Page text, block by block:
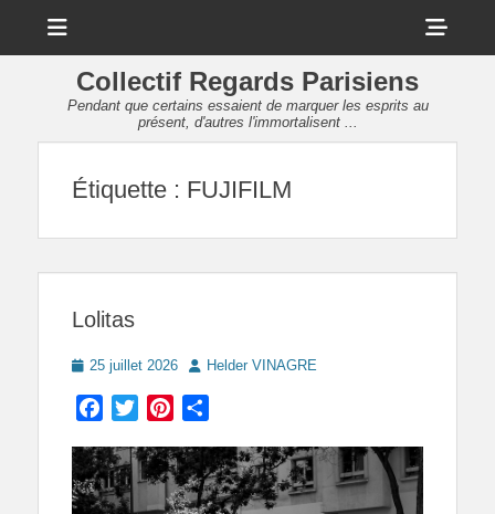
Collectif Regards Parisiens
Pendant que certains essaient de marquer les esprits au
présent, d'autres l'immortalisent ...
Étiquette : FUJIFILM
Lolitas
Posted
25 juillet 2026 AuthorHelder VINAGRE
Facebook
TwitterPinterest